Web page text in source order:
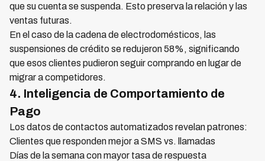
que su cuenta se suspenda. Esto preserva la relación y las
ventas futuras.
En el caso de la cadena de electrodomésticos, las
suspensiones de crédito se redujeron 58%, significando
que esos clientes pudieron seguir comprando en lugar de
migrar a competidores.
4. Inteligencia de Comportamiento de
Pago
Los datos de contactos automatizados revelan patrones:
Clientes que responden mejor a SMS vs. llamadas
Días de la semana con mayor tasa de respuesta